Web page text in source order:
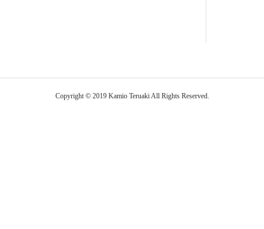
Copyright © 2019 Kamio Teruaki All Rights Reserved.